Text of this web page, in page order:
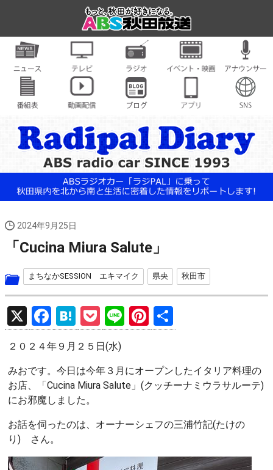
2024年9月25日
「Cucina Miura Salute」
まちなかSESSION エキマイク 県央 秋田市
X
F
a
ce
b
o
k
H
at
e
n
a
P
o
ck
et
Li
n
Pi
nt
es
t
有
２０２４年９月２５日(水)
みおです。今日は今年３月にオープンしたイタリア料理の
お店、「Cucina Miura Salute」(クッチーナミウラサルーテ)
にお邪魔しました。
お話を伺ったのは、オーナーシェフの三浦竹記(たけの
り) さん。